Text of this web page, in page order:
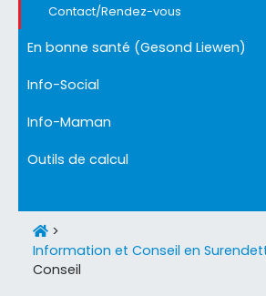
Contact/Rendez-vous
En bonne santé (Gesond Liewen)
Info-Social
Info-Maman
Outils de calcul
>
Information et Conseil en
Conseil